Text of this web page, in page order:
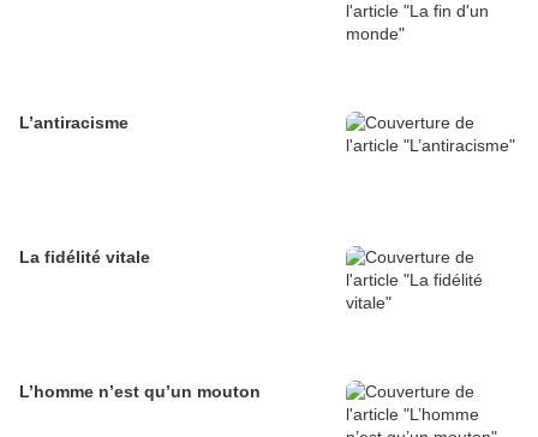
L’antiracisme
La fidélité vitale
L’homme n’est qu’un mouton